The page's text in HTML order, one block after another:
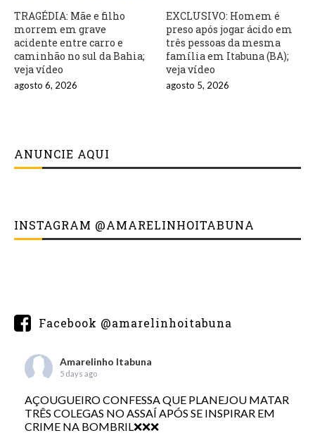
TRAGÉDIA: Mãe e filho
morrem em grave
acidente entre carro e
caminhão no sul da Bahia;
veja vídeo
agosto 6, 2026
EXCLUSIVO: Homem é
preso após jogar ácido em
três pessoas da mesma
família em Itabuna (BA);
veja vídeo
agosto 5, 2026
ANUNCIE AQUI
INSTAGRAM @AMARELINHOITABUNA
Facebook @amarelinhoitabuna
Amarelinho Itabuna
5 days ago
AÇOUGUEIRO CONFESSA QUE PLANEJOU MATAR
TRÊS COLEGAS NO ASSAÍ APÓS SE INSPIRAR EM
CRIME NA BOMBRIL❌❌❌